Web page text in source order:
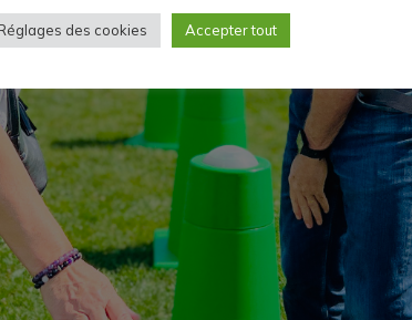
des cookies Accepter tout